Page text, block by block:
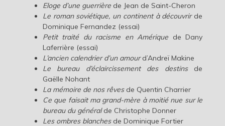
Eloge d’une guerrièrede Jean de Saint-Cheron
Le roman soviétique, un continent à découvrirde
Dominique Fernandez (essai)
Petit traité du racisme en Amérique de Dany
Laferrière (essai)
L’ancien calendrier d’un amourd’Andreï Makine
Le bureau d’éclaircissement des destinsde
Gaëlle Nohant
La mémoire de nos rêvesde Quentin Charrier
Ce que faisait ma grand-mère à moitié nue sur le
bureau du généralde Christophe Donner
Les ombres blanchesde Dominique Fortier